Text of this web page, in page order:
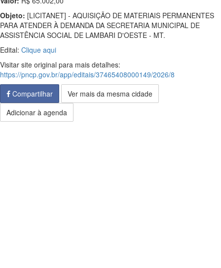
Objeto: [LICITANET] - AQUISIÇÃO DE MATERIAIS PERMANENTES
PARA ATENDER À DEMANDA DA SECRETARIA MUNICIPAL DE
ASSISTÊNCIA SOCIAL DE LAMBARI D'OESTE - MT.
Edital: Clique aqui
Visitar site original para mais detalhes:
https://pncp.gov.br/app/editais/37465408000149/2026/8
Compartilhar
Ver mais da mesma cidade
Adicionar à agenda